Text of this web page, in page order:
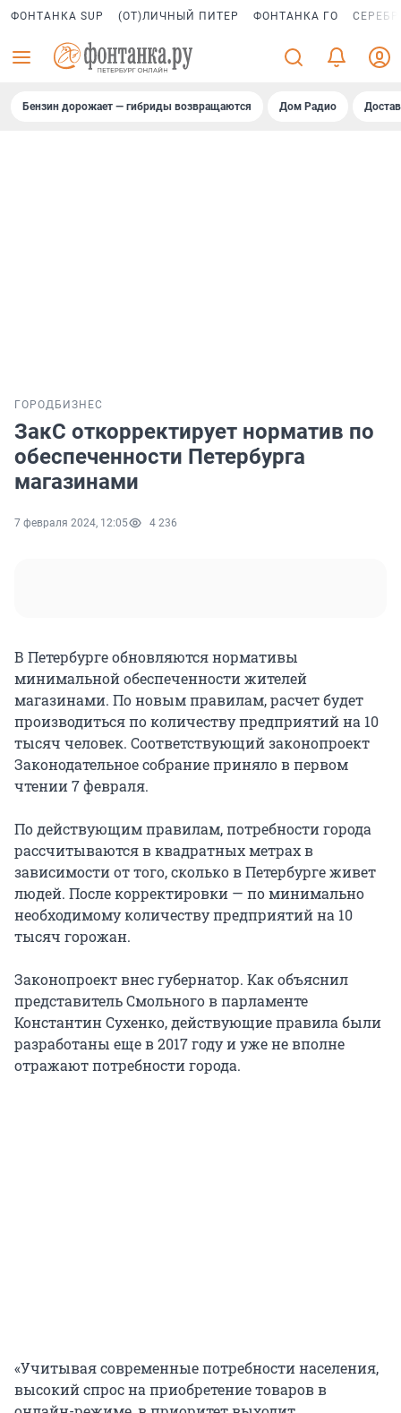
ФОНТАНКА SUP (ОТ)ЛИЧНЫЙ ПИТЕР ФОНТАНКА ГО
Бензин дорожает — гибриды возвращаются Дом Радио
ГОРОД БИЗНЕС
ЗакС откорректирует норматив по
обеспеченности Петербурга
магазинами
7 февраля 2024, 12:05 4 236
В Петербурге обновляются нормативы
минимальной обеспеченности жителей
магазинами. По новым правилам, расчет будет
производиться по количеству предприятий на 10
тысяч человек. Соответствующий законопроект
Законодательное собрание приняло в первом
чтении 7 февраля.
По действующим правилам, потребности города
рассчитываются в квадратных метрах в
зависимости от того, сколько в Петербурге живет
людей. После корректировки — по минимально
необходимому количеству предприятий на 10
тысяч горожан.
Законопроект внес губернатор. Как объяснил
представитель Смольного в парламенте
Константин Сухенко, действующие правила были
разработаны еще в 2017 году и уже не вполне
отражают потребности города.
«Учитывая современные потребности населения,
высокий спрос на приобретение товаров в